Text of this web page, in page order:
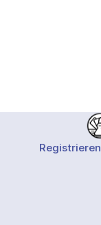
Registrieren